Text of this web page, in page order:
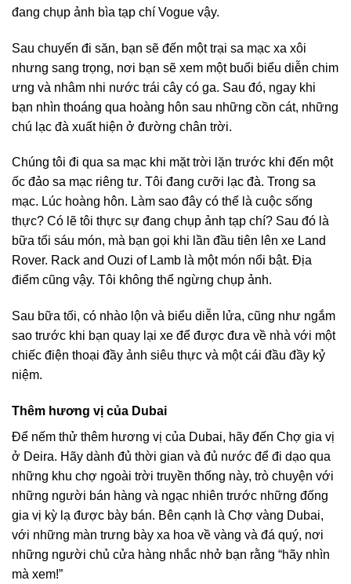
đang chụp ảnh bìa tạp chí Vogue vậy.
Sau chuyến đi săn, bạn sẽ đến một trại sa mạc xa xôi
nhưng sang trọng, nơi bạn sẽ xem một buổi biểu diễn chim
ưng và nhâm nhi nước trái cây có ga. Sau đó, ngay khi
bạn nhìn thoáng qua hoàng hôn sau những cồn cát, những
chú lạc đà xuất hiện ở đường chân trời.
Chúng tôi đi qua sa mạc khi mặt trời lặn trước khi đến một
ốc đảo sa mạc riêng tư. Tôi đang cưỡi lạc đà. Trong sa
mạc. Lúc hoàng hôn. Làm sao đây có thể là cuộc sống
thực? Có lẽ tôi thực sự đang chụp ảnh tạp chí? Sau đó là
bữa tối sáu món, mà bạn gọi khi lần đầu tiên lên xe Land
Rover. Rack and Ouzi of Lamb là một món nổi bật. Địa
điểm cũng vậy. Tôi không thể ngừng chụp ảnh.
Sau bữa tối, có nhào lộn và biểu diễn lửa, cũng như ngắm
sao trước khi bạn quay lại xe để được đưa về nhà với một
chiếc điện thoại đầy ảnh siêu thực và một cái đầu đầy kỷ
niệm.
Thêm hương vị của Dubai
Để nếm thử thêm hương vị của Dubai, hãy đến Chợ gia vị
ở Deira. Hãy dành đủ thời gian và đủ nước để đi dạo qua
những khu chợ ngoài trời truyền thống này, trò chuyện với
những người bán hàng và ngạc nhiên trước những đống
gia vị kỳ lạ được bày bán. Bên cạnh là Chợ vàng Dubai,
với những màn trưng bày xa hoa về vàng và đá quý, nơi
những người chủ cửa hàng nhắc nhở bạn rằng “hãy nhìn
mà xem!”